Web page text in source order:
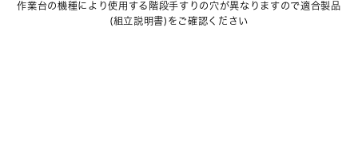
作業台の機種により使用する階段手すりの穴が異なりますので適合製品
(組立説明書)をご確認ください